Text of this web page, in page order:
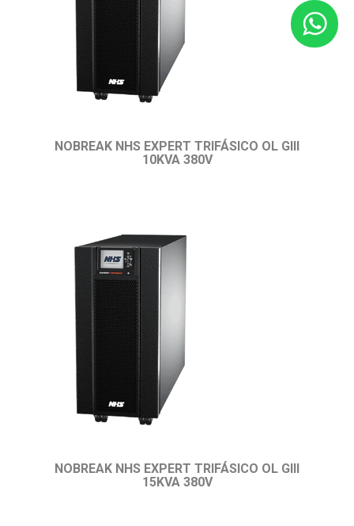
NOBREAK NHS EXPERT TRIFÁSICO OL GIII
10KVA 380V
NOBREAK NHS EXPERT TRIFÁSICO OL GIII
15KVA 380V